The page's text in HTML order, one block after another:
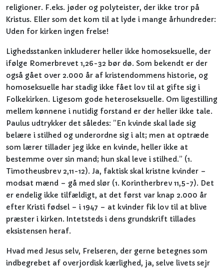
religioner. F.eks. jøder og polyteister, der ikke tror på
Kristus. Eller som det kom til at lyde i mange århundreder:
Uden for kirken ingen frelse!
Lighedsstanken inkluderer heller ikke homoseksuelle, der
ifølge Romerbrevet 1,26-32 bør dø. Som bekendt er der
også gået over 2.000 år af kristendommens historie, og
homoseksuelle har stadig ikke fået lov til at gifte sig i
Folkekirken. Ligesom gode heteroseksuelle. Om ligestilling
mellem kønnene i nutidig forstand er der heller ikke tale.
Paulus udtrykker det således: ”En kvinde skal lade sig
belære i stilhed og underordne sig i alt; men at optræde
som lærer tillader jeg ikke en kvinde, heller ikke at
bestemme over sin mand; hun skal leve i stilhed.” (1.
Timotheusbrev 2,11-12). Ja, faktisk skal kristne kvinder –
modsat mænd – gå med slør (1. Korintherbrev 11,5-7). Det
er endelig ikke tilfældigt, at det først var knap 2.000 år
efter Kristi fødsel – i 1947 – at kvinder fik lov til at blive
præster i kirken. Intetsteds i dens grundskrift tillades
eksistensen heraf.
Hvad med Jesus selv, Frelseren, der gerne betegnes som
indbegrebet af overjordisk kærlighed, ja, selve livets sejr